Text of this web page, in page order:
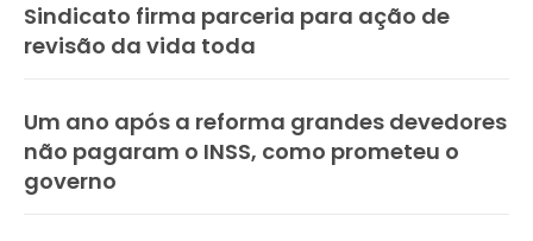
Sindicato firma parceria para ação de
revisão da vida toda
Um ano após a reforma grandes devedores
não pagaram o INSS, como prometeu o
governo